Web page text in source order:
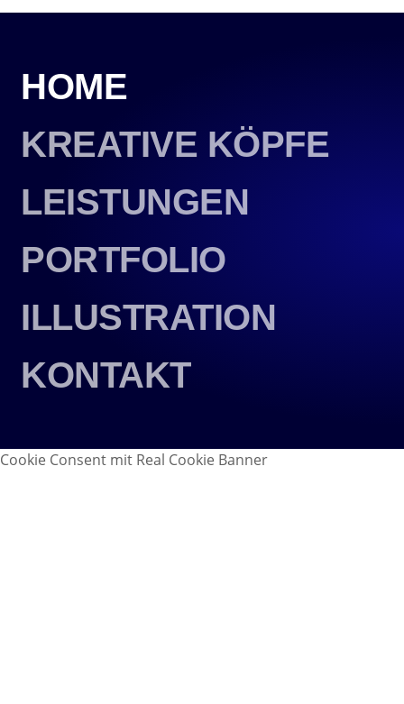
HOME
KREATIVE KÖPFE
LEISTUNGEN
PORTFOLIO
ILLUSTRATION
KONTAKT
Cookie Consent mit Real Cookie Banner